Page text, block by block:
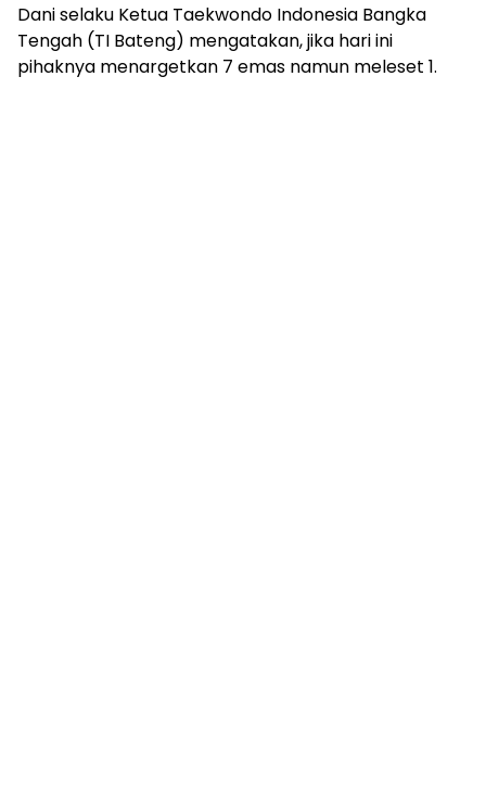
Dani selaku Ketua Taekwondo Indonesia Bangka
Tengah (TI Bateng) mengatakan, jika hari ini
pihaknya menargetkan 7 emas namun meleset 1.